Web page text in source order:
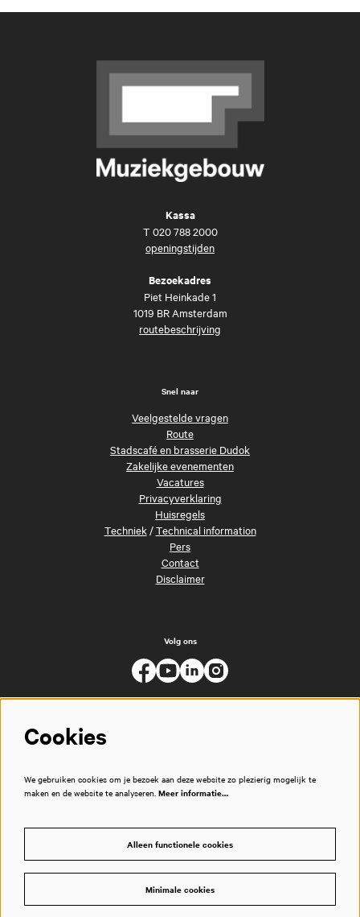
Kassa
T 020 788 2000
openingstijden
Bezoekadres
Piet Heinkade 1
1019 BR Amsterdam
routebeschrijving
Snel naar
Veelgestelde vragen
Route
Stadscafé en brasserie Dudok
Zakelijke evenementen
Vacatures
Privacyverklaring
Huisregels
Techniek/Technical information
Pers
Contact
Disclaimer
Volg ons
Cookies
We gebruiken cookies om je bezoek aan deze website zo plezierig mogelijk te
maken en de website te analyseren. Meer informatie…
Alleen functionele cookies
Minimale cookies